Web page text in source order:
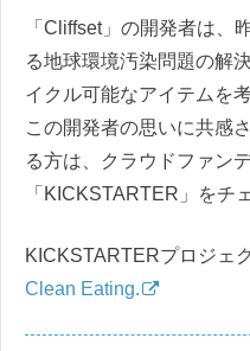
「Cliffset」の開発者は、
る地球環境汚染問題の解
イクル可能なアイテムを
この開発者の思いに共感
る方は、クラウドファン
「KICKSTARTER」をチ
KICKSTARTERプロジェ
Clean Eating.